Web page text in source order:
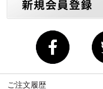
ご注文履歴